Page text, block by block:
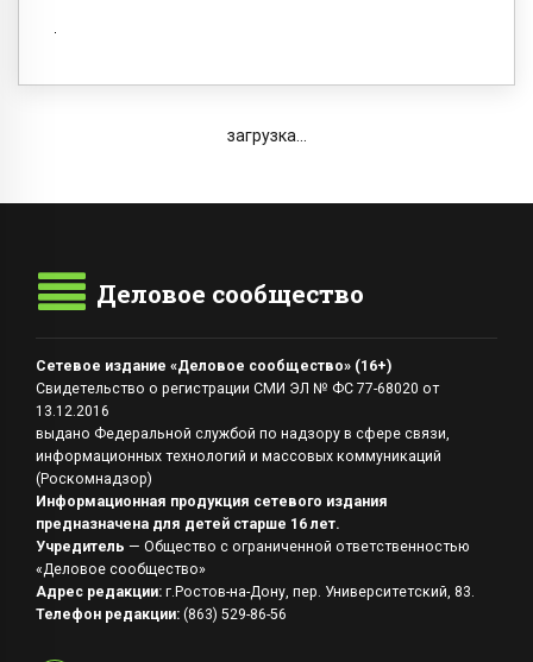
загрузка...
Деловое сообщество
Сетевое издание «Деловое сообщество» (16+)
Свидетельство о регистрации СМИ ЭЛ № ФС 77-68020 от
13.12.2016
выдано Федеральной службой по надзору в сфере связи,
информационных технологий и массовых коммуникаций
(Роскомнадзор)
Информационная продукция сетевого издания
предназначена для детей старше 16 лет.
Учредитель — Общество с ограниченной ответственностью
«Деловое сообщество»
Адрес редакции: г.Ростов-на-Дону, пер. Университетский, 83.
Телефон редакции: (863) 529-86-56